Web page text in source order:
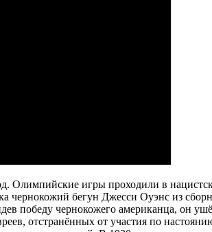
Олимпийские игры проходили в
чернокожий бегун Джесси Оуэнс из
победу чернокожего американца, он
отстранённых от участия по